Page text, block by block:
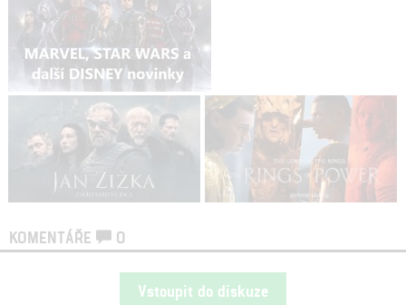
KOMENTÁŘE 0
Vstoupit do diskuze